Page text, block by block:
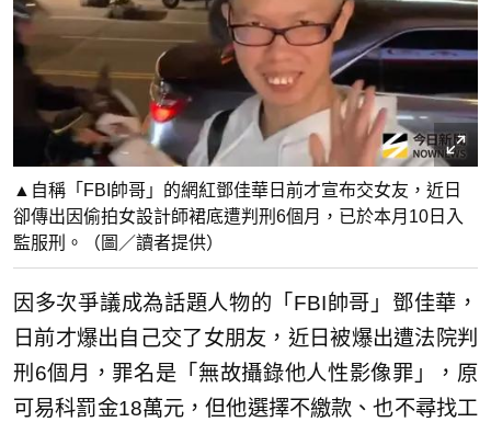
▲自稱「FBI帥哥」的網紅鄧佳華日前才宣布交女友，近日
卻傳出因偷拍女設計師裙底遭判刑6個月，已於本月10日入
監服刑。（圖／讀者提供）
因多次爭議成為話題人物的「FBI帥哥」鄧佳華，
日前才爆出自己交了女朋友，近日被爆出遭法院判
刑6個月，罪名是「無故攝錄他人性影像罪」，原
可易科罰金18萬元，但他選擇不繳款、也不尋找工